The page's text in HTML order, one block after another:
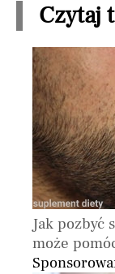
Czytaj
Jak pozbyć
może